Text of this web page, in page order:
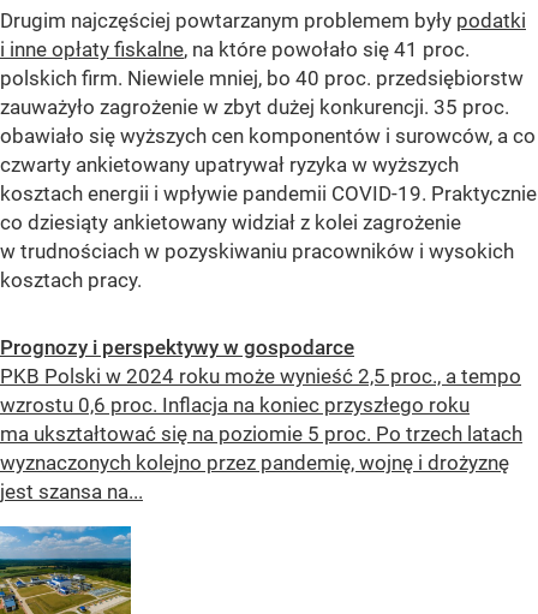
Drugim najczęściej powtarzanym problemem były podatki
i inne opłaty fiskalne, na które powołało się 41 proc.
polskich firm. Niewiele mniej, bo 40 proc. przedsiębiorstw
zauważyło zagrożenie w zbyt dużej konkurencji. 35 proc.
obawiało się wyższych cen komponentów i surowców, a co
czwarty ankietowany upatrywał ryzyka w wyższych
kosztach energii i wpływie pandemii COVID-19. Praktycznie
co dziesiąty ankietowany widział z kolei zagrożenie
w trudnościach w pozyskiwaniu pracowników i wysokich
kosztach pracy.
Prognozy i perspektywy w gospodarce
PKB Polski w 2024 roku może wynieść 2,5 proc., a tempo
wzrostu 0,6 proc. Inflacja na koniec przyszłego roku
ma ukształtować się na poziomie 5 proc. Po trzech latach
wyznaczonych kolejno przez pandemię, wojnę i drożyznę
jest szansa na...